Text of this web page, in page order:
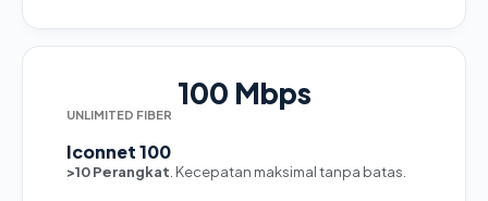
100 Mbps
UNLIMITED FIBER
Iconnet 100
>10 Perangkat . Kecepatan maksimal tanpa batas.